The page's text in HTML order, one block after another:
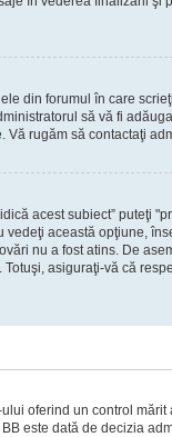
din forumul în care
să vă fi
rugăm să contactaţi
acest subiect” puteţi
această opţiune,
nu a fost atins. De
asiguraţi-vă că
oferind un control
este dată de decizia